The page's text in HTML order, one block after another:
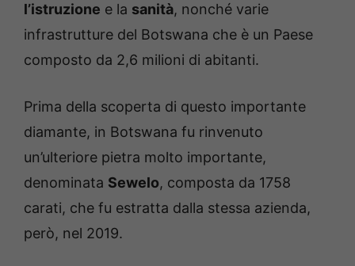
l’istruzione e la sanità, nonché varie
infrastrutture del Botswana che è un Paese
composto da 2,6 milioni di abitanti.
Prima della scoperta di questo importante
diamante, in Botswana fu rinvenuto
un’ulteriore pietra molto importante,
denominata Sewelo, composta da 1758
carati, che fu estratta dalla stessa azienda,
però, nel 2019.